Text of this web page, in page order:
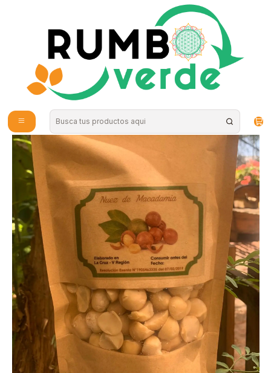
Envío gratis por compras sobre los 59.990 en la provincia de Santiago
Probióticos y Digestión